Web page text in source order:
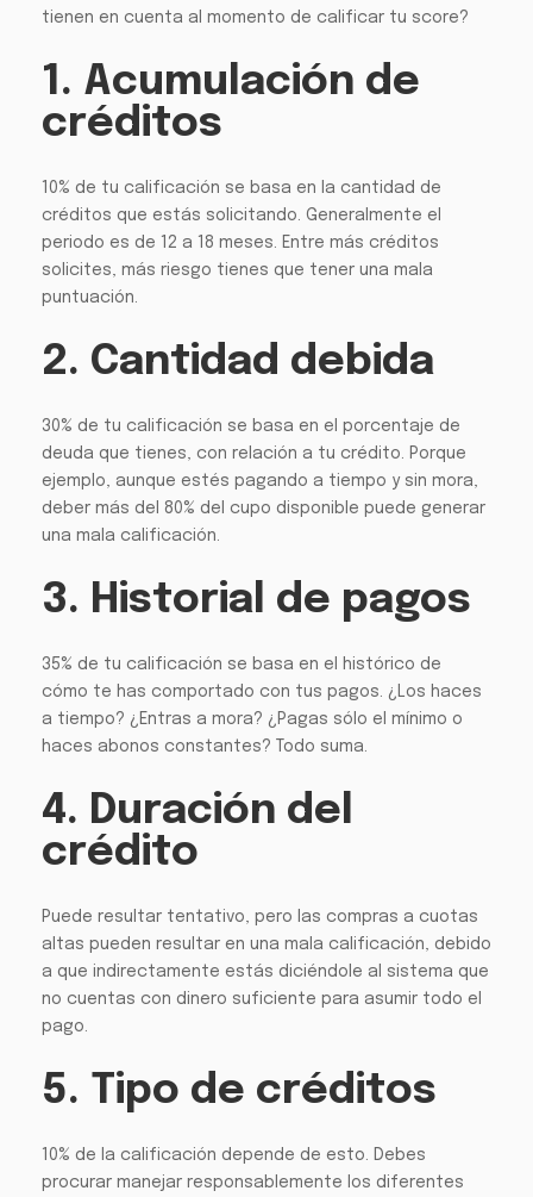
tienen en cuenta al momento de calificar tu score?
1. Acumulación de
créditos
10% de tu calificación se basa en la cantidad de
créditos que estás solicitando. Generalmente el
periodo es de 12 a 18 meses. Entre más créditos
solicites, más riesgo tienes que tener una mala
puntuación.
2. Cantidad debida
30% de tu calificación se basa en el porcentaje de
deuda que tienes, con relación a tu crédito. Porque
ejemplo, aunque estés pagando a tiempo y sin mora,
deber más del 80% del cupo disponible puede generar
una mala calificación.
3. Historial de pagos
35% de tu calificación se basa en el histórico de
cómo te has comportado con tus pagos. ¿Los haces
a tiempo? ¿Entras a mora? ¿Pagas sólo el mínimo o
haces abonos constantes? Todo suma.
4. Duración del
crédito
Puede resultar tentativo, pero las compras a cuotas
altas pueden resultar en una mala calificación, debido
a que indirectamente estás diciéndole al sistema que
no cuentas con dinero suficiente para asumir todo el
pago.
5. Tipo de créditos
10% de la calificación depende de esto. Debes
procurar manejar responsablemente los diferentes